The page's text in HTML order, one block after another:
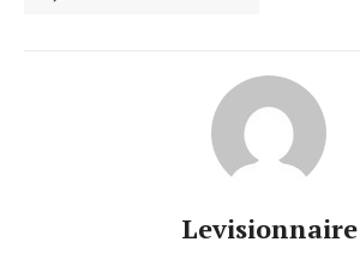
Levisionnaire